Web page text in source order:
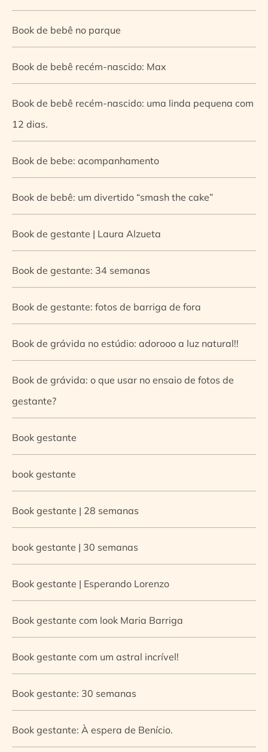
Book de bebê no parque
Book de bebê recém-nascido: Max
Book de bebê recém-nascido: uma linda pequena com
12 dias.
Book de bebe: acompanhamento
Book de bebê: um divertido “smash the cake”
Book de gestante | Laura Alzueta
Book de gestante: 34 semanas
Book de gestante: fotos de barriga de fora
Book de grávida no estúdio: adorooo a luz natural!!
Book de grávida: o que usar no ensaio de fotos de
gestante?
Book gestante
book gestante
Book gestante | 28 semanas
book gestante | 30 semanas
Book gestante | Esperando Lorenzo
Book gestante com look Maria Barriga
Book gestante com um astral incrível!
Book gestante: 30 semanas
Book gestante: À espera de Benício.